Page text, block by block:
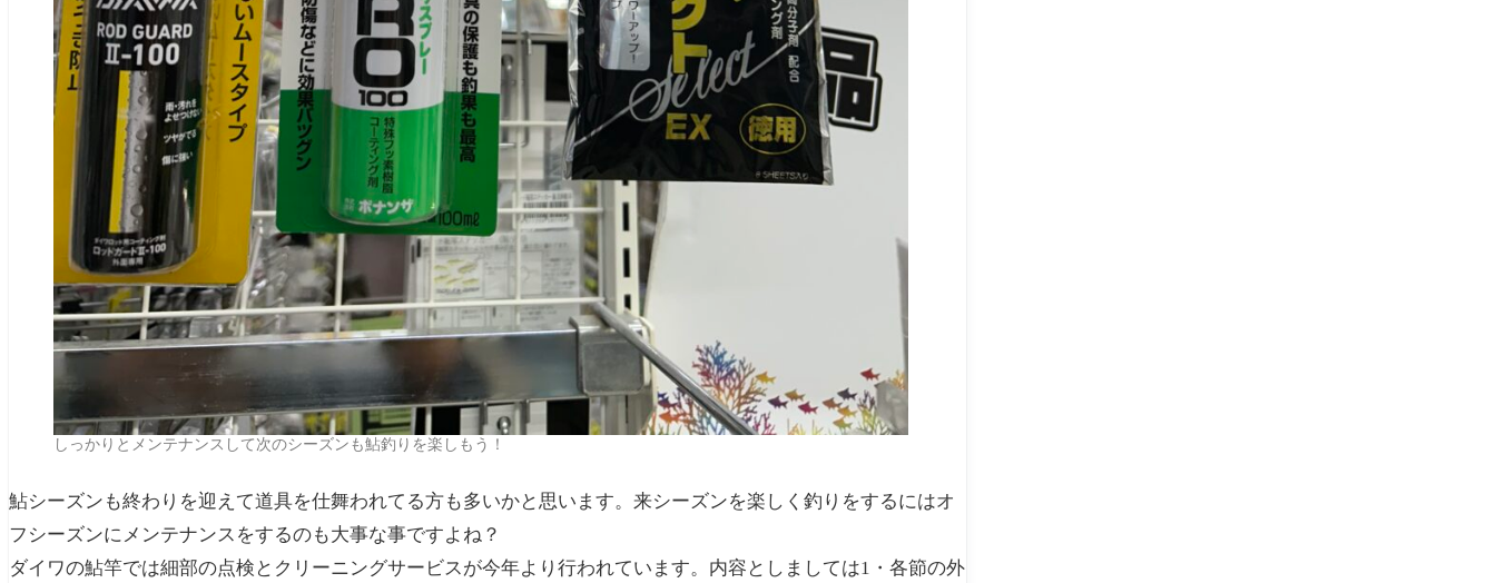
しっかりとメンテナンスして次のシーズンも鮎釣りを楽しもう！
鮎シーズンも終わりを迎えて道具を仕舞われてる方も多いかと思います。来シーズンを楽しく釣りをするにはオ
フシーズンにメンテナンスをするのも大事な事ですよね？
ダイワの鮎竿では細部の点検とクリーニングサービスが今年より行われています。内容としましては1・各節の外